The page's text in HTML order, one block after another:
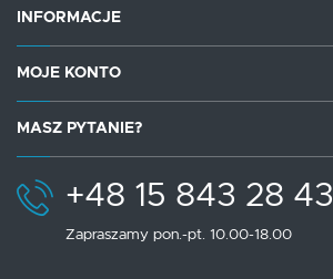
INFORMACJE
MOJE KONTO
MASZ PYTANIE?
+48 15 843 28 43
Zapraszamy pon.-pt. 10.00-18.00